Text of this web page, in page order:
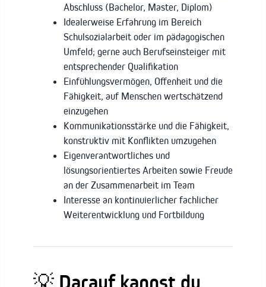
Abschluss (Bachelor, Master, Diplom)
Idealerweise Erfahrung im Bereich
Schulsozialarbeit oder im pädagogischen
Umfeld; gerne auch Berufseinsteiger mit
entsprechender Qualifikation
Einfühlungsvermögen, Offenheit und die
Fähigkeit, auf Menschen wertschätzend
einzugehen
Kommunikationsstärke und die Fähigkeit,
konstruktiv mit Konflikten umzugehen
Eigenverantwortliches und
lösungsorientiertes Arbeiten sowie Freude
an der Zusammenarbeit im Team
Interesse an kontinuierlicher fachlicher
Weiterentwicklung und Fortbildung